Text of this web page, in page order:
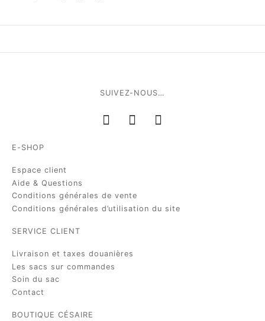
SUIVEZ-NOUS…
E-SHOP
Espace client
Aide & Questions
Conditions générales de vente
Conditions générales d’utilisation du site
SERVICE CLIENT
Livraison et taxes douanières
Les sacs sur commandes
Soin du sac
Contact
BOUTIQUE CÉSAIRE